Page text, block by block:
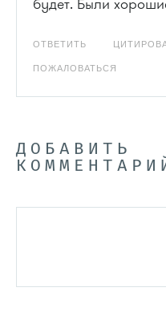
будет. Были
ОТВЕТИТЬ
ПОЖАЛОВАТЬСЯ
ДОБАВИТЬ